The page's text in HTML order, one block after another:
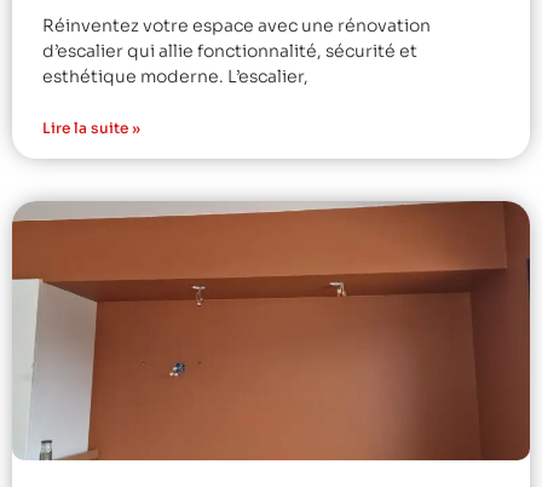
Réinventez votre espace avec une rénovation
d’escalier qui allie fonctionnalité, sécurité et
esthétique moderne. L’escalier,
Lire la suite »